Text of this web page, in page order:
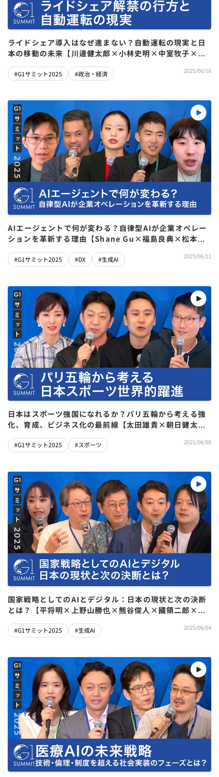
ライドシェア導入はなぜ進まない？自動運転の現実と日
本の移動の未来【川邊健太郎×小林史明×中室牧子×青
#G1サミット2025 #政治・経済 2025/06/16
AIエージェントで何が変わる？自律型AIが企業オペレー
ションを革新する理由【Shane Gu×福島良典×松本恭
攝×平野未来×大柴行人】
#G1サミット2025 #DX #生成AI 2025/06/11
日本はスポーツ強国になれるか？パリ五輪から考える強
化、育成、ビジネス化の最前線【太田雄貴×朝日健太郎
#G1サミット2025 #スポーツ 2025/06/09
国家戦略としてのAIとデジタル：日本の現状と次の決断
とは？【平将明×上野山勝也×熊谷俊人×國領二郎×米
#G1サミット2025 #生成AI 2025/06/04